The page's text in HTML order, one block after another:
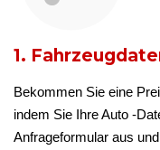
1.
Bekommen Sie eine
indem Sie Ihre Auto -
Anfrageformular aus